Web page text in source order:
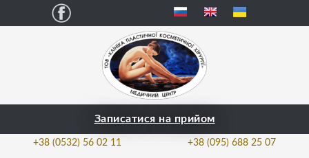
Facebook
Записатися на прийом
+38 (0532) 56 02 11 +38 (095) 688 25 07